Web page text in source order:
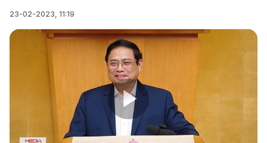
23-02-2023, 11:19
Play